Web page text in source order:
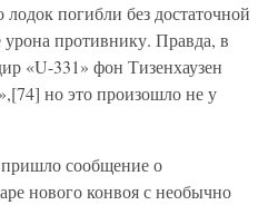
лодок погибли без достаточной
противнику. Правда, в
«U-331» фон Тизенхаузен
но это произошло не у
сообщение о
нового конвоя с необычно